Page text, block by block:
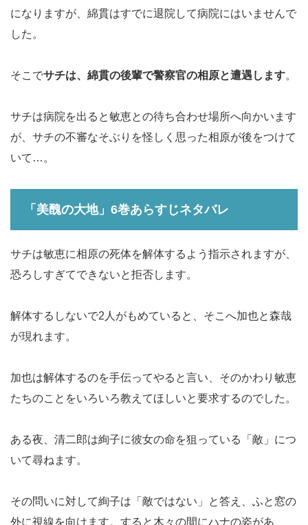
になりますが、綿貫はすでに退院して病院にはいませんで
した。
そこでサチは、綿貫の後輩で警察官の相原と遭遇します。
サチは病院を出ると敏恵との待ち合わせ場所へ向かいます
が、サチの不審なそぶりを怪しく思った相原が後をつけて
いて…。
「美醜の大地」6巻あらすじネタバレ
サチは敏恵に相原の死体を解体するよう指示されますが、
恐ろしすぎてできないと拒否します。
解体するしないで2人がもめていると、そこへ加也と森哉
が現れます。
加也は解体するのを手伝ってやると言い、そのかわり敏恵
たちのことをいろいろ教えてほしいと要求するのでした。
ある夜、清二郎は絢子に彼女の命を狙っている「敵」につ
いて尋ねます。
その問いに対して絢子は「敵ではない」と答え、ふと窓の
外に視線を向けます。すると木々の間にハナの姿があ